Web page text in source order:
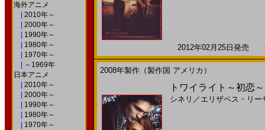
海外アニメ
2010年～
2000年～
1990年～
1980年～
1970年～
～1969年
日本アニメ
2010年～
2000年～
1990年～
1980年～
1970年～
2012年02月25日発売
2008年製作（製作国 アメリカ）
トワイライト～初恋
シネリ ／ エリザベス・リー